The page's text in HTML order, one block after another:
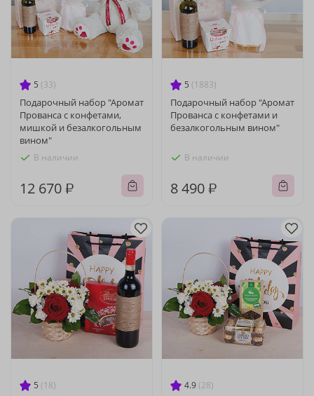
5 (33)
Подарочный набор "Аромат
Прованса с конфетами,
мишкой и безалкогольным
вином"
В наличии
12 670 ₽
5 (1883)
Подарочный набор "Аромат
Прованса с конфетами и
безалкогольным вином"
В наличии
8 490 ₽
5 (18) 4.9 (28)